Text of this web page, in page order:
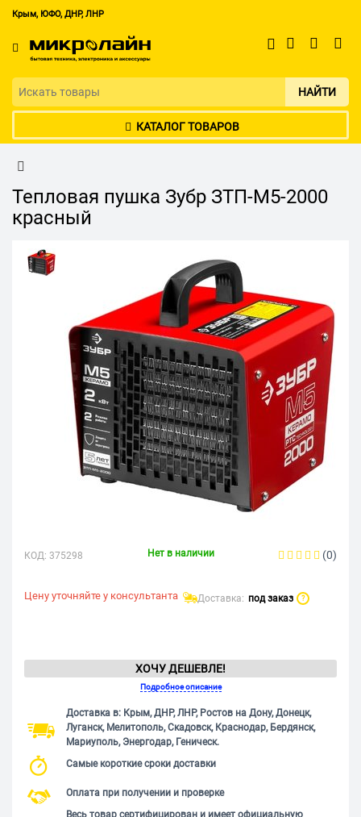
Крым, ЮФО, ДНР, ЛНР
НАЙТИ
КАТАЛОГ ТОВАРОВ
Тепловая пушка Зубр ЗТП-М5-2000
красный
КОД: 375298 Нет в наличии (0)
Цену уточняйте у консультанта Доставка: под заказ ?
ХОЧУ ДЕШЕВЛЕ!
Подробное описание
Доставка в: Крым, ДНР, ЛНР, Ростов на Дону, Донецк,
Луганск, Мелитополь, Скадовск, Краснодар, Бердянск,
Мариуполь, Энергодар, Геническ.
Самые короткие сроки доставки
Оплата при получении и проверке